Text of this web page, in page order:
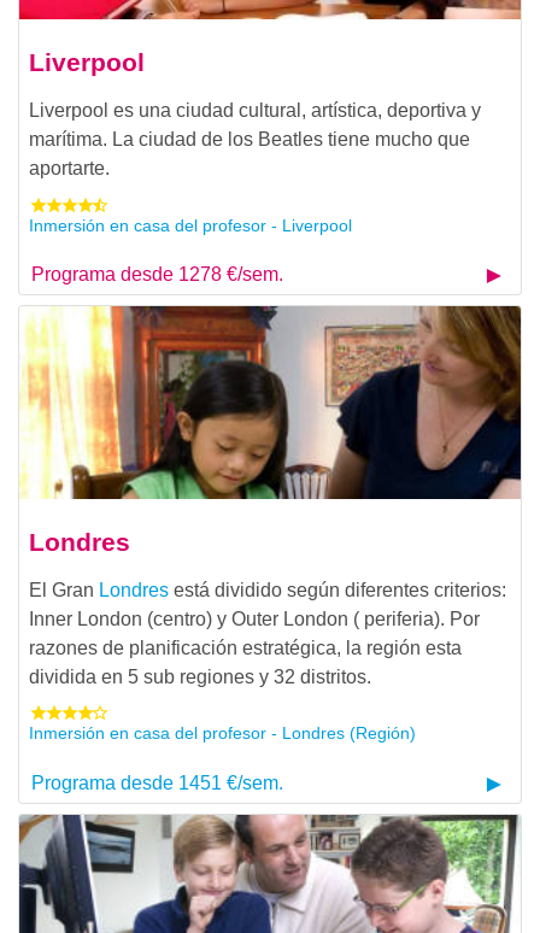
Liverpool
Liverpool es una ciudad cultural, artística, deportiva y
marítima. La ciudad de los Beatles tiene mucho que
aportarte.
Inmersión en casa del profesor - Liverpool
Programa desde 1278 €/sem.
Londres
El Gran Londres está dividido según diferentes criterios:
Inner London (centro) y Outer London ( periferia). Por
razones de planificación estratégica, la región esta
dividida en 5 sub regiones y 32 distritos.
Inmersión en casa del profesor - Londres (Región)
Programa desde 1451 €/sem.